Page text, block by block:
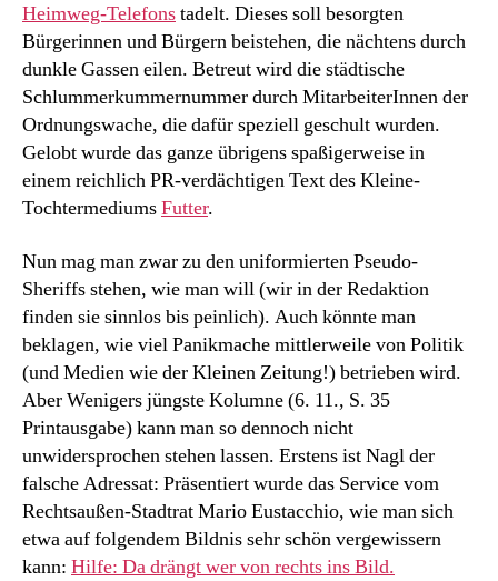
Heimweg-Telefonstadelt. Dieses soll besorgten
Bürgerinnen und Bürgern beistehen, die nächtens durch
dunkle Gassen eilen. Betreut wird die städtische
Schlummerkummernummer durch MitarbeiterInnen der
Ordnungswache, die dafür speziell geschult wurden.
Gelobt wurde das ganze übrigens spaßigerweise in
einem reichlich PR-verdächtigen Text des Kleine-
TochtermediumsFutter.
Nun mag man zwar zu den uniformierten Pseudo-
Sheriffs stehen, wie man will (wir in der Redaktion
finden sie sinnlos bis peinlich). Auch könnte man
beklagen, wie viel Panikmache mittlerweile von Politik
(und Medien wie der Kleinen Zeitung!) betrieben wird.
Aber Wenigers jüngste Kolumne (6. 11., S. 35
Printausgabe) kann man so dennoch nicht
unwidersprochen stehen lassen. Erstens ist Nagl der
falsche Adressat: Präsentiert wurde das Service vom
Rechtsaußen-Stadtrat Mario Eustacchio, wie man sich
etwa auf folgendem Bildnis sehr schön vergewissern
kann: Hilfe: Da drängt wer von rechts ins Bild.